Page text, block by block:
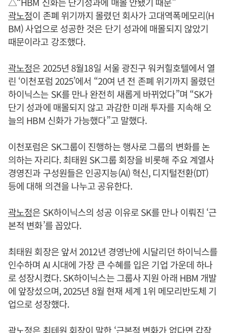
곽노정이 존폐 위기까지 몰렸던 회사가 고대역폭메모리(H
BM) 사업으로 성공한 것은 단기 성과에 매몰되지 않았기
때문이라고 강조했다.
곽노정은 2025년 8월18일 서울 광진구 워커힐호텔에서 열
린 ‘이천포럼 2025’에서 “20여 년 전 존폐 위기까지 몰렸던
하이닉스는 SK를 만나 완전히 새롭게 바뀌었다”며 “SK가
단기 성과에 매몰되지 않고 과감한 미래 투자를 지속해 오
늘의 HBM 신화가 가능했다”고 말했다.
이천포럼은 SK그룹이 진행하는 행사로 그룹의 변화를 논
의하는 자리다. 최태원 SK그룹 회장을 비롯해 주요 계열사
경영진과 구성원들은 인공지능(AI) 혁신, 디지털전환(DT)
등에 대해 의견을 나누고 공유한다.
곽노정은 SK하이닉스의 성공 이유로 SK를 만나 이뤄진 ‘근
본적 변화’를 꼽았다.
최태원 회장은 앞서 2012년 경영난에 시달리던 하이닉스를
인수하며 AI 시대에 가장 큰 수혜를 입은 기업 가운데 하나
로 성장시켰다. SK하이닉스는 그룹사 지원 아래 HBM 개발
에 앞장섰으며, 2025년 8월 현재 세계 1위 메모리반도체 기
업으로 성장했다.
곽노정은 최테원 회장이 말한 ‘근본적 변화가 없다면 갑작